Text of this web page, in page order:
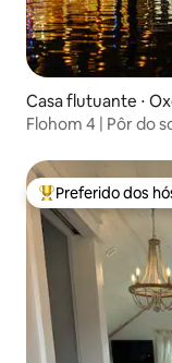
Casa flutuante ⋅
Flohom 4 | Pôr do
Entre os melhores
Preferido dos